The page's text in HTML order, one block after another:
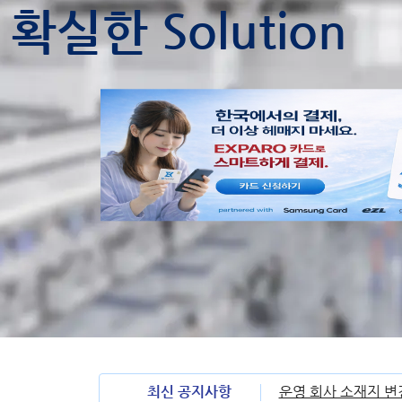
확실한 Solution
최신 공지사항 운영 회사 소재지 변